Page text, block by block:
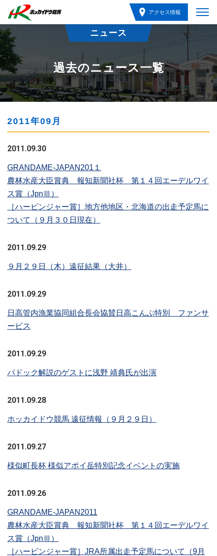
アクセス情報
ニュース
過去のニュース一覧
2011年09月
2011.09.30
GRANDAME-JAPAN201１
農林水産大臣賞典 報知新聞社杯 第１４回エーデルワイ
ス賞（JpnⅢ）
［ハービンジャー賞］地方他地区・北海道の出走予定馬に
ついて（９月３０日現在）
2011.09.29
９月２９日（木）遠征結果（大井）
2011.09.29
日高管内漁業協同組合長会協賛日高こんぶ特別 ファンサ
ービス
2011.09.29
パドック解説のゲストに浅野 靖典氏が出演
2011.09.28
ホッカイドウ競馬 遠征情報（９月２９日）
2011.09.27
様似町長杯 様似アポイ岳特別記念イベントの実施
2011.09.26
GRANDAME-JAPAN2011
農林水産大臣賞典 報知新聞社杯 第１４回エーデルワイ
ス賞（JpnⅢ）
［ハービンジャー賞］JRA所属出走予定馬について（9月